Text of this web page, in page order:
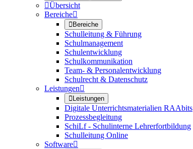
Übersicht
Bereiche
Bereiche
Schulleitung & Führung
Schulmanagement
Schulentwicklung
Schulkommunikation
Team- & Personalentwicklung
Schulrecht & Datenschutz
Leistungen
Leistungen
Digitale Unterrichtsmaterialien RAAbits
Prozessbegleitung
SchiLf - Schulinterne Lehrerfortbildung
Schulleitung Online
Software